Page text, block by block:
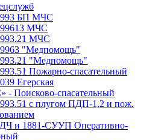
БП МЧС
МЧС
МЧС
"Медпомощь"
"Медпомощь"
Пожарно-спасательный
Егерская
- Поисково-спасательный
с плугом ПДП-1,2 и пож.
и 1881-СУУП Оперативно-